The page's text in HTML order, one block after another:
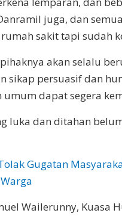
juga, dan
sakit tapi sudah
akan selalu
sikap persuasif dan
dapat segera
luka dan ditahan
Gugatan
Wailerunny, Kuasa